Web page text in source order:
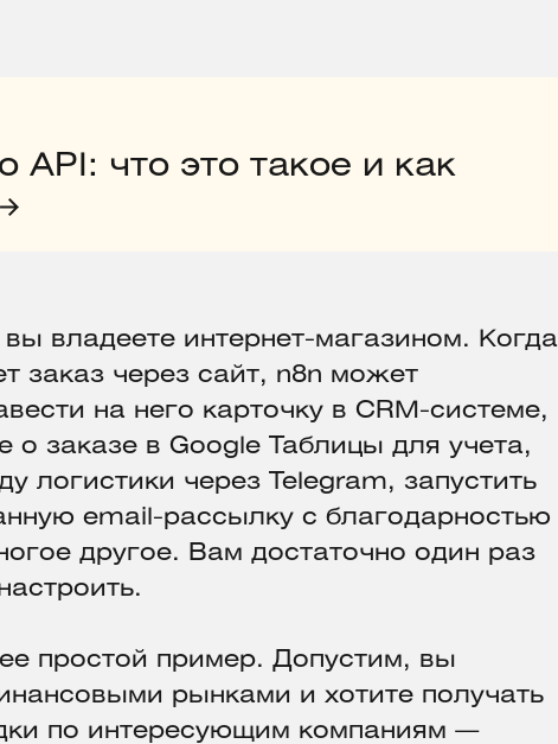
API: что это такое и как
вы владеете интернет-магазином. Когда
заказ через сайт, n8n может
на него карточку в CRM-системе,
о заказе в Google Таблицы для учета,
логистики через Telegram, запустить
email-рассылку с благодарностью
другое. Вам достаточно один раз
простой пример. Допустим, вы
рынками и хотите получать
по интересующим компаниям —